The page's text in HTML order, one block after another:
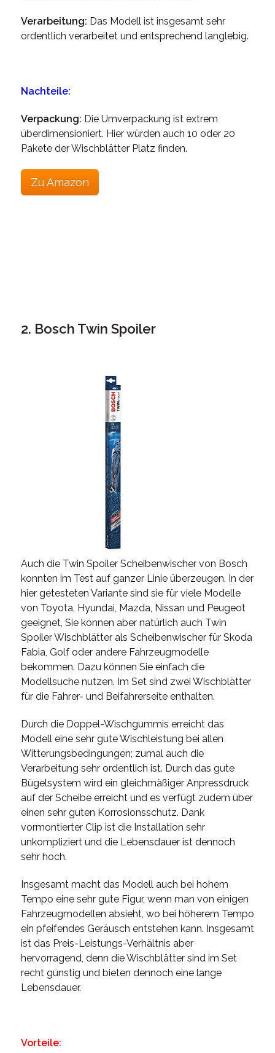
Verarbeitung: Das Modell ist insgesamt sehr
ordentlich verarbeitet und entsprechend langlebig.
Nachteile:
Verpackung: Die Umverpackung ist extrem
überdimensioniert. Hier würden auch 10 oder 20
Pakete der Wischblätter Platz finden.
Zu Amazon
2. Bosch Twin Spoiler
Auch die Twin Spoiler Scheibenwischer von Bosch
konnten im Test auf ganzer Linie überzeugen. In der
hier getesteten Variante sind sie für viele Modelle
von Toyota, Hyundai, Mazda, Nissan und Peugeot
geeignet, Sie können aber natürlich auch Twin
Spoiler Wischblätter als Scheibenwischer für Skoda
Fabia, Golf oder andere Fahrzeugmodelle
bekommen. Dazu können Sie einfach die
Modellsuche nutzen. Im Set sind zwei Wischblätter
für die Fahrer- und Beifahrerseite enthalten.
Durch die Doppel-Wischgummis erreicht das
Modell eine sehr gute Wischleistung bei allen
Witterungsbedingungen; zumal auch die
Verarbeitung sehr ordentlich ist. Durch das gute
Bügelsystem wird ein gleichmäßiger Anpressdruck
auf der Scheibe erreicht und es verfügt zudem über
einen sehr guten Korrosionsschutz. Dank
vormontierter Clip ist die Installation sehr
unkompliziert und die Lebensdauer ist dennoch
sehr hoch.
Insgesamt macht das Modell auch bei hohem
Tempo eine sehr gute Figur, wenn man von einigen
Fahrzeugmodellen absieht, wo bei höherem Tempo
ein pfeifendes Geräusch entstehen kann. Insgesamt
ist das Preis-Leistungs-Verhältnis aber
hervorragend, denn die Wischblätter sind im Set
recht günstig und bieten dennoch eine lange
Lebensdauer.
Vorteile: